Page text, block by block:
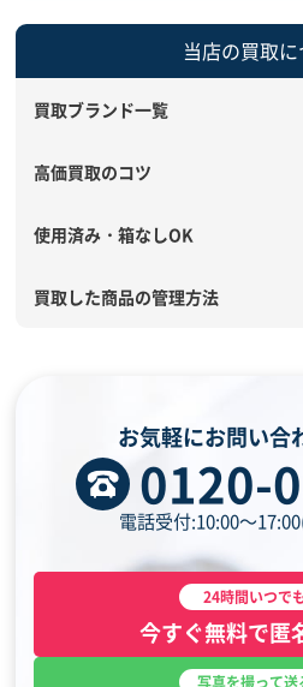
当店の買取
買取ブランド一覧
高価買取のコツ
使用済み・箱なしOK
買取した商品の管理方法
お気軽にお問い合
0120-
電話受付:10:00～
24時間いつで
今すぐ無料で匿
写真を撮って送